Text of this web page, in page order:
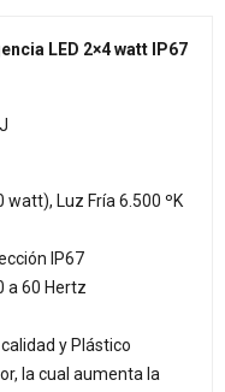
LED 2×4 watt IP67
Luz Fría 6.500 ºK
IP67
a 60 Hertz
y Plástico
la cual aumenta la